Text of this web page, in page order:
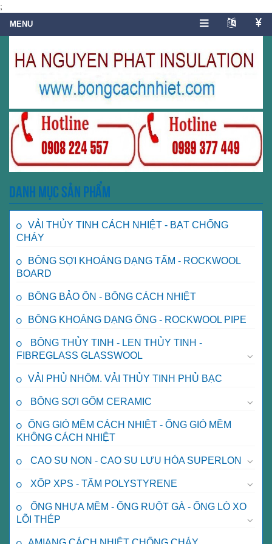
;
Danh mục sản phẩm
VẢI THỦY TINH CÁCH NHIỆT - BẠT CHỐNG
CHÁY
BÔNG SỢI KHOÁNG DẠNG TẤM - ROCKWOOL
BOARD
BÔNG BẢO ÔN - BÔNG CÁCH NHIỆT
BÔNG KHOÁNG DẠNG ỐNG - ROCKWOOL PIPE
BÔNG THỦY TINH - LEN THỦY TINH -
FIBREGLASS GLASSWOOL
VẢI PHỦ NHÔM. VẢI THỦY TINH PHỦ BẠC
BÔNG SỢI GỐM CERAMIC
ỐNG GIÓ MỀM CÁCH NHIỆT - ỐNG GIÓ MỀM
KHÔNG CÁCH NHIỆT
CAO SU NON - CAO SU LƯU HÓA SUPERLON
XỐP XPS - TẤM POLYSTYRENE
ỐNG NHỰA MỀM - ỐNG RUỘT GÀ - ỐNG LÒ XO
LÕI THÉP